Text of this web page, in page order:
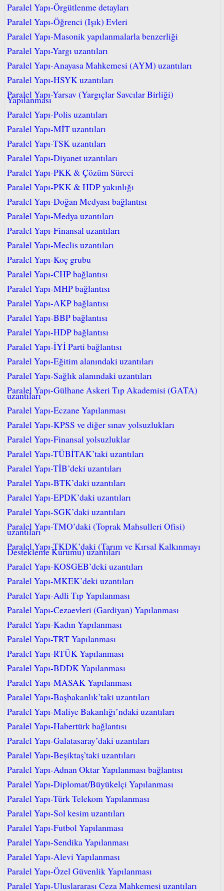
Paralel Yapı-Örgütlenme detayları
Paralel Yapı-Öğrenci (Işık) Evleri
Paralel Yapı-Masonik yapılanmalarla benzerliği
Paralel Yapı-Yargı uzantıları
Paralel Yapı-Anayasa Mahkemesi (AYM) uzantıları
Paralel Yapı-HSYK uzantıları
Paralel Yapı-Yarsav (Yargıçlar Savcılar Birliği)
Yapılanması
Paralel Yapı-Polis uzantıları
Paralel Yapı-MİT uzantıları
Paralel Yapı-TSK uzantıları
Paralel Yapı-Diyanet uzantıları
Paralel Yapı-PKK & Çözüm Süreci
Paralel Yapı-PKK & HDP yakınlığı
Paralel Yapı-Doğan Medyası bağlantısı
Paralel Yapı-Medya uzantıları
Paralel Yapı-Finansal uzantıları
Paralel Yapı-Meclis uzantıları
Paralel Yapı-Koç grubu
Paralel Yapı-CHP bağlantısı
Paralel Yapı-MHP bağlantısı
Paralel Yapı-AKP bağlantısı
Paralel Yapı-BBP bağlantısı
Paralel Yapı-HDP bağlantısı
Paralel Yapı-İYİ Parti bağlantısı
Paralel Yapı-Eğitim alanındaki uzantıları
Paralel Yapı-Sağlık alanındaki uzantıları
Paralel Yapı-Gülhane Askeri Tıp Akademisi (GATA)
uzantıları
Paralel Yapı-Eczane Yapılanması
Paralel Yapı-KPSS ve diğer sınav yolsuzlukları
Paralel Yapı-Finansal yolsuzluklar
Paralel Yapı-TÜBİTAK’taki uzantıları
Paralel Yapı-TİB’deki uzantıları
Paralel Yapı-BTK’daki uzantıları
Paralel Yapı-EPDK’daki uzantıları
Paralel Yapı-SGK’daki uzantıları
Paralel Yapı-TMO’daki (Toprak Mahsulleri Ofisi)
uzantıları
Paralel Yapı-TKDK’daki (Tarım ve Kırsal Kalkınmayı
Destekleme Kurumu) uzantıları
Paralel Yapı-KOSGEB’deki uzantıları
Paralel Yapı-MKEK’deki uzantıları
Paralel Yapı-Adli Tıp Yapılanması
Paralel Yapı-Cezaevleri (Gardiyan) Yapılanması
Paralel Yapı-Kadın Yapılanması
Paralel Yapı-TRT Yapılanması
Paralel Yapı-RTÜK Yapılanması
Paralel Yapı-BDDK Yapılanması
Paralel Yapı-MASAK Yapılanması
Paralel Yapı-Başbakanlık’taki uzantıları
Paralel Yapı-Maliye Bakanlığı’ndaki uzantıları
Paralel Yapı-Habertürk bağlantısı
Paralel Yapı-Galatasaray’daki uzantıları
Paralel Yapı-Beşiktaş’taki uzantıları
Paralel Yapı-Adnan Oktar Yapılanması bağlantısı
Paralel Yapı-Diplomat/Büyükelçi Yapılanması
Paralel Yapı-Türk Telekom Yapılanması
Paralel Yapı-Sol kesim uzantıları
Paralel Yapı-Futbol Yapılanması
Paralel Yapı-Sendika Yapılanması
Paralel Yapı-Alevi Yapılanması
Paralel Yapı-Özel Güvenlik Yapılanması
Paralel Yapı-Uluslararası Ceza Mahkemesi uzantıları